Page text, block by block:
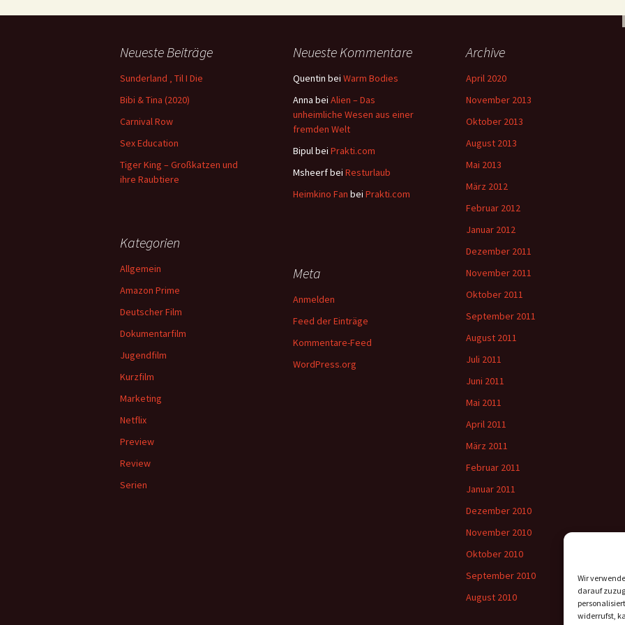
Wir
darauf
widerrufst,
Neueste Beiträge
Sunderland ‚ Til I Die
Bibi & Tina (2020)
Carnival Row
Sex Education
Tiger King – Großkatzen und
ihre Raubtiere
Neueste Kommentare
Quentin bei Warm Bodies
Anna bei Alien – Das
unheimliche Wesen aus einer
fremden Welt
Bipulbei Prakti.com
Msheerfbei Resturlaub
Heimkino Fan bei Prakti.com
Archive
April 2020
November 2013
Oktober 2013
August 2013
Mai 2013
März 2012
Februar 2012
Januar 2012
Dezember 2011
November 2011
Oktober 2011
September 2011
August 2011
Juli 2011
Juni 2011
Mai 2011
April 2011
März 2011
Februar 2011
Januar 2011
Dezember 2010
November 2010
Oktober 2010
September 2010
August 2010
Kategorien
Allgemein
Amazon Prime
Deutscher Film
Dokumentarfilm
Jugendfilm
Kurzfilm
Marketing
Netflix
Preview
Review
Serien
Meta
Anmelden
Feed der Einträge
Kommentare-Feed
WordPress.org